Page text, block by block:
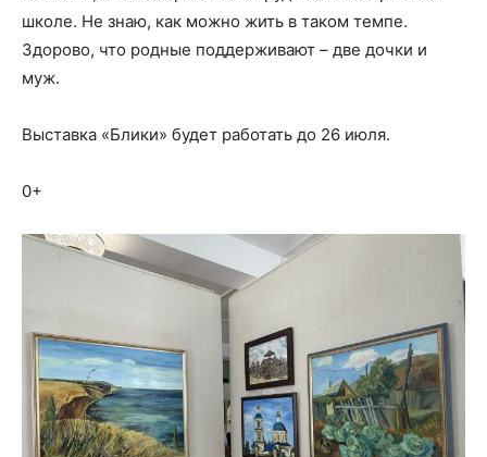
школе. Не знаю, как можно жить в таком темпе.
Здорово, что родные поддерживают – две дочки и
муж.
Выставка «Блики» будет работать до 26 июля.
0+